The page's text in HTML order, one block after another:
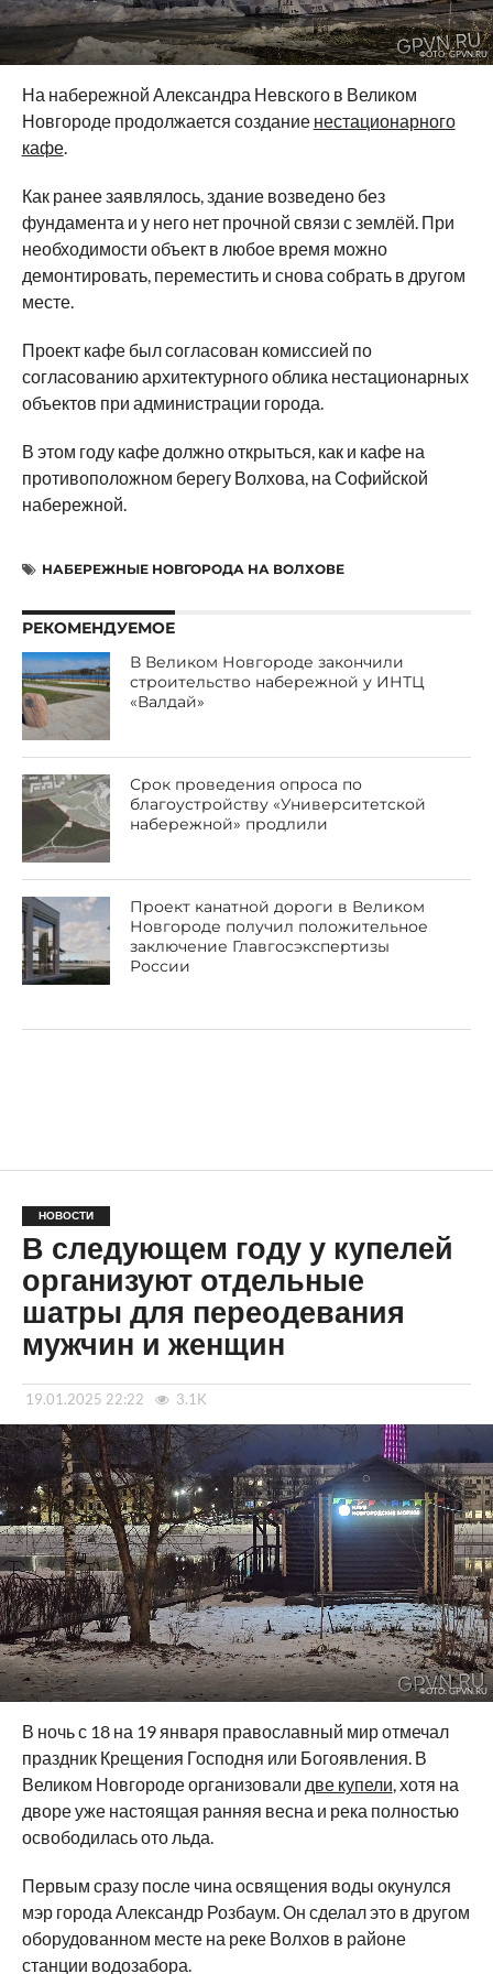
ФОТО: GPVN.RU
На набережной Александра Невского в Великом
Новгороде продолжается создание нестационарного
кафе.
Как ранее заявлялось, здание возведено без
фундамента и у него нет прочной связи с землёй. При
необходимости объект в любое время можно
демонтировать, переместить и снова собрать в другом
месте.
Проект кафе был согласован комиссией по
согласованию архитектурного облика нестационарных
объектов при администрации города.
В этом году кафе должно открыться, как и кафе на
противоположном берегу Волхова, на Софийской
набережной.
НАБЕРЕЖНЫЕ НОВГОРОДА НА ВОЛХОВЕ
РЕКОМЕНДУЕМОЕ
В Великом Новгороде закончили
строительство набережной у ИНТЦ
«Валдай»
Срок проведения опроса по
благоустройству «Университетской
набережной» продлили
Проект канатной дороги в Великом
Новгороде получил положительное
заключение Главгосэкспертизы
России
НОВОСТИ
В следующем году у купелей
организуют отдельные
шатры для переодевания
мужчин и женщин
19.01.2025 22:22 3.1K
ФОТО: GPVN.RU
В ночь с 18 на 19 января православный мир отмечал
праздник Крещения Господня или Богоявления. В
Великом Новгороде организовали две купели, хотя на
дворе уже настоящая ранняя весна и река полностью
освободилась ото льда.
Первым сразу после чина освящения воды окунулся
мэр города Александр Розбаум. Он сделал это в другом
оборудованном месте на реке Волхов в районе
станции водозабора.